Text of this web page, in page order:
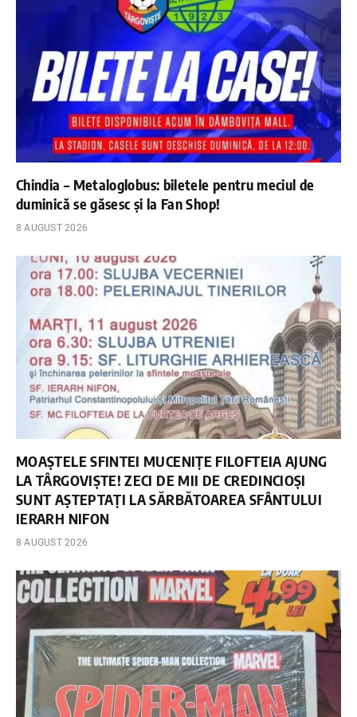
Chindia – Metaloglobus: biletele pentru meciul de
duminică se găsesc și la Fan Shop!
8 AUGUST 2026
MOAȘTELE SFINTEI MUCENIȚE FILOFTEIA AJUNG
LA TÂRGOVIȘTE! ZECI DE MII DE CREDINCIOȘI
SUNT AȘTEPTAȚI LA SĂRBĂTOAREA SFÂNTULUI
IERARH NIFON
8 AUGUST 2026